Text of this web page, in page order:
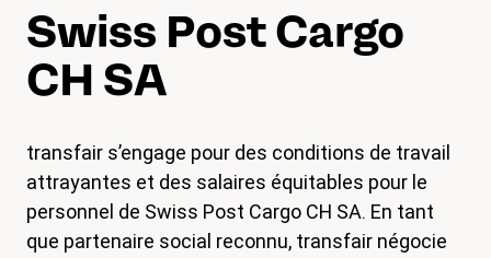
Nouvelles
Engagement
À propos de transfair
Avantages
Swiss Post Cargo
CH SA
transfair s’engage pour des conditions de travail
attrayantes et des salaires équitables pour le
personnel de Swiss Post Cargo CH SA. En tant
que partenaire social reconnu, transfair négocie